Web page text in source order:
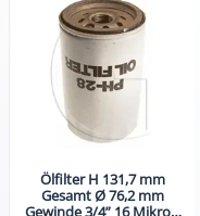
Ölfilter H 131,7 mm
Gesamt Ø 76,2 mm
Gewinde 3/4” 16 Mikron